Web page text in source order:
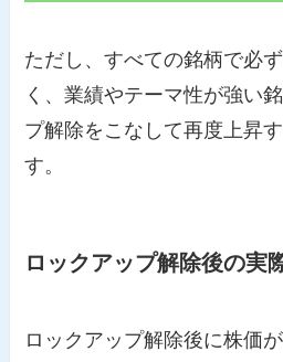
ただし、すべての銘柄で必
く、業績やテーマ性が強い
プ解除をこなして再度上昇
す。
ロックアップ解除後の実
ロックアップ解除後に株価